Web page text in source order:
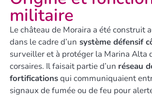
militaire
Le château de Moraira a été construit
dans le cadre d’un système défensif
surveiller et à protéger la Marina Alta
corsaires. Il faisait partie d’un réseau
fortificationsqui communiquaient
signaux de fumée ou de feu pour